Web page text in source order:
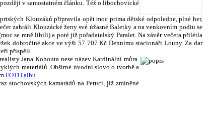
v samostatném článku. Též o libochovické
Klouzáků připravila opět moc prima dětské odpoledne, plné her,
zahráli Klouzácké ženy své úžasné Baletky a na venkovním podiu se
se mně líbili) a poté již pořadatelský Paralet. Na závěr večera přilétla
dobročiné akce ve výši 57 707 Kč Dennímu stacionáři Louny. Za dar
přispěli.
Jana Kohouta nese název Kardinální můra.
materiálů. Obšírné úvodní slovo o tvorbě a
FOTO albu.
stochovských kamarádů na Peruci, již zmíněné